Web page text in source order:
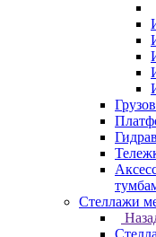
Стеллажи